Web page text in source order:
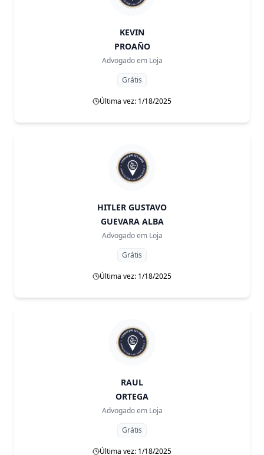
KEVIN
PROAÑO
Advogado em Loja
Grátis
Última vez: 1/18/2025
HITLER GUSTAVO
GUEVARA ALBA
Advogado em Loja
Grátis
Última vez: 1/18/2025
RAUL
ORTEGA
Advogado em Loja
Grátis
Última vez: 1/18/2025